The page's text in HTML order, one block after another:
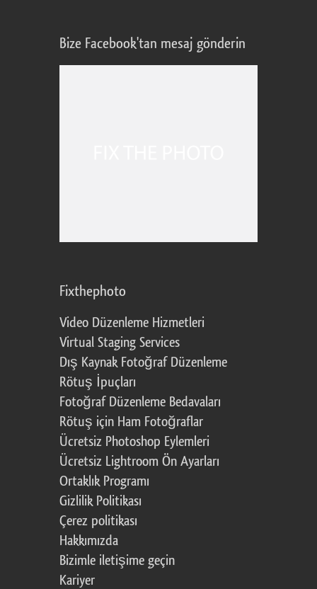
Bize Facebook'tan mesaj gönderin
Fixthephoto
Video Düzenleme Hizmetleri
Virtual Staging Services
Dış Kaynak Fotoğraf Düzenleme
Rötuş İpuçları
Fotoğraf Düzenleme Bedavaları
Rötuş için Ham Fotoğraflar
Ücretsiz Photoshop Eylemleri
Ücretsiz Lightroom Ön Ayarları
Ortaklık Programı
Gizlilik Politikası
Çerez politikası
Hakkımızda
Bizimle iletişime geçin
Kariyer